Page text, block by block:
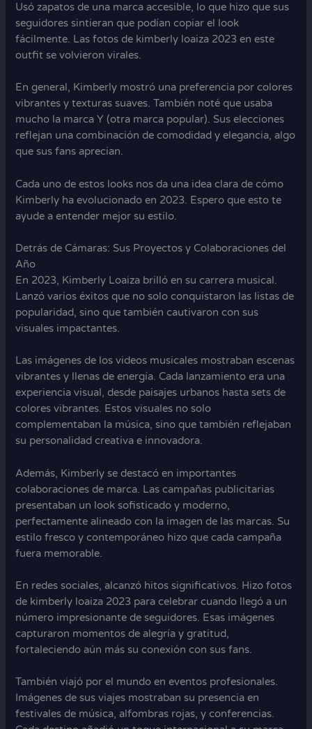
Usó zapatos de una marca accesible, lo que hizo que sus
seguidores sintieran que podían copiar el look
fácilmente. Las fotos de kimberly loaiza 2023 en este
outfit se volvieron virales.
En general, Kimberly mostró una preferencia por colores
vibrantes y texturas suaves. También noté que usaba
mucho la marca Y (otra marca popular). Sus elecciones
reflejan una combinación de comodidad y elegancia, algo
que sus fans aprecian.
Cada uno de estos looks nos da una idea clara de cómo
Kimberly ha evolucionado en 2023. Espero que esto te
ayude a entender mejor su estilo.
Detrás de Cámaras: Sus Proyectos y Colaboraciones del
Año
En 2023, Kimberly Loaiza brilló en su carrera musical.
Lanzó varios éxitos que no solo conquistaron las listas de
popularidad, sino que también cautivaron con sus
visuales impactantes.
Las imágenes de los videos musicales mostraban escenas
vibrantes y llenas de energía. Cada lanzamiento era una
experiencia visual, desde paisajes urbanos hasta sets de
colores vibrantes. Estos visuales no solo
complementaban la música, sino que también reflejaban
su personalidad creativa e innovadora.
Además, Kimberly se destacó en importantes
colaboraciones de marca. Las campañas publicitarias
presentaban un look sofisticado y moderno,
perfectamente alineado con la imagen de las marcas. Su
estilo fresco y contemporáneo hizo que cada campaña
fuera memorable.
En redes sociales, alcanzó hitos significativos. Hizo fotos
de kimberly loaiza 2023 para celebrar cuando llegó a un
número impresionante de seguidores. Esas imágenes
capturaron momentos de alegría y gratitud,
fortaleciendo aún más su conexión con sus fans.
También viajó por el mundo en eventos profesionales.
Imágenes de sus viajes mostraban su presencia en
festivales de música, alfombras rojas, y conferencias.